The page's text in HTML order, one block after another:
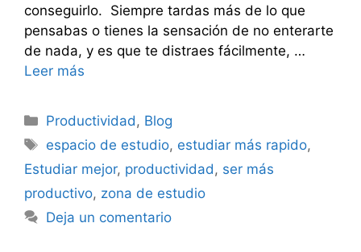
conseguirlo. Siempre tardas más de lo que
pensabas o tienes la sensación de no enterarte
de nada, y es que te distraes fácilmente, …
Leer más
Categorías
Productividad, Blog
Etiquetas
espacio de estudio, estudiar más rapido,
Estudiar mejor, productividad, ser más
productivo, zona de estudio
Deja un comentario